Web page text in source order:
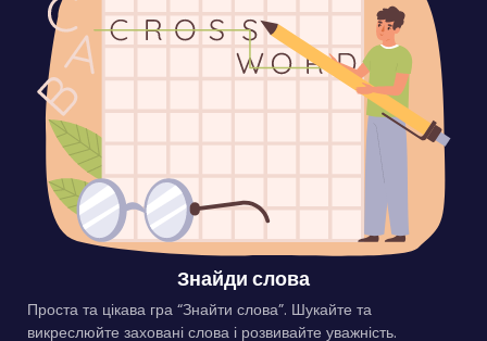
Знайди слова
Проста та цікава гра “Знайти слова”. Шукайте та
викреслюйте заховані слова і розвивайте уважність.